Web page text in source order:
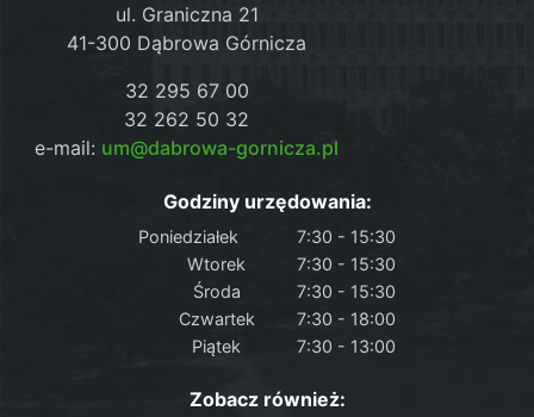
ul. Graniczna 21
41-300 Dąbrowa Górnicza
32 295 67 00
32 262 50 32
e-mail: um@dabrowa-gornicza.pl
Godziny urzędowania:
Poniedziałek
7:30 - 15:30
Wtorek
7:30 - 15:30
Środa
7:30 - 15:30
Czwartek
7:30 - 18:00
Piątek
7:30 - 13:00
Zobacz również: